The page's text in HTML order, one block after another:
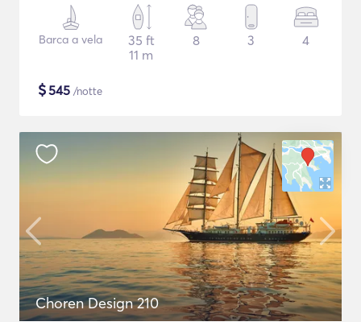
Barca a vela
35 ft
11 m
8 3 4
$545 /notte
Choren Design 210